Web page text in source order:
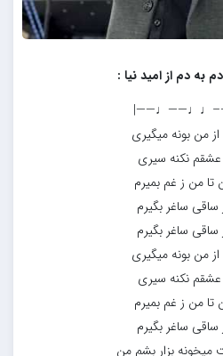
به دم از امید نیا :
من بونه میگیری
عشقم نکنه سیری
تا من ز غم بمیرم
ساقی ساغر بگیرم
ساقی ساغر بگیرم
من بونه میگیری
عشقم نکنه سیری
تا من ز غم بمیرم
ساقی ساغر بگیرم
بزار بشم من